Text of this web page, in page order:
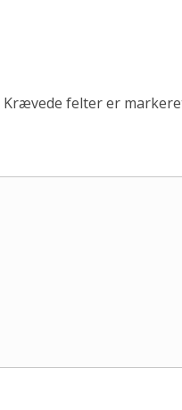
Krævede felter er